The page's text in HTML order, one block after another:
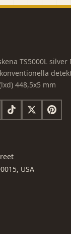
TS5000L
448,5x5 mm
USA